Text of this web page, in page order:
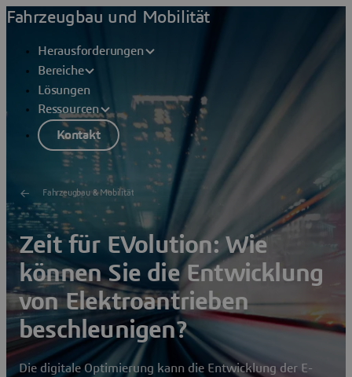
Fahrzeugbau und Mobilität
Herausforderungen
Bereiche
Lösungen
Ressourcen
Kontakt
Fahrzeugbau & Mobilität
Zeit für EVolution: Wie
können Sie die Entwicklung
von Elektroantrieben
beschleunigen?
Die digitale Optimierung kann die Entwicklung der E-